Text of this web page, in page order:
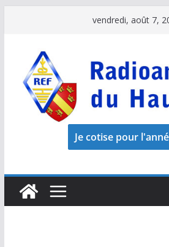
contenu
vendredi, août 7,